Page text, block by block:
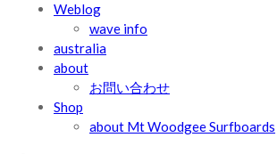
Weblog
wave info
australia
about
お問い合わせ
Shop
about Mt Woodgee Surfboards